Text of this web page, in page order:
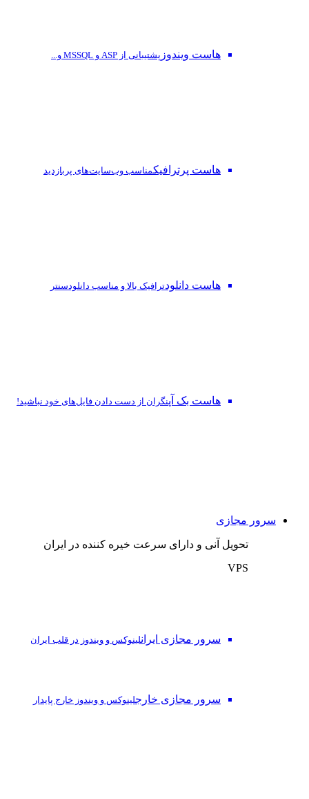
هاست ویندوز پشتیبانی از ASP و MSSQL و...
هاست پرترافیکمناسب وب‌سایت‌های پربازدید
هاست دانلودترافیک بالا و مناسب دانلودسنتر
هاست بک آپنگران از دست‌ دادن فایل‌های خود نباشید!
سرور مجازی
تحویل آنی و دارای سرعت خیره کننده در ایران
VPS
سرور مجازی ایرانلینوکس و ویندوز در قلب ایران
سرور مجازی خارجلینوکس و ویندوز خارج پایدار